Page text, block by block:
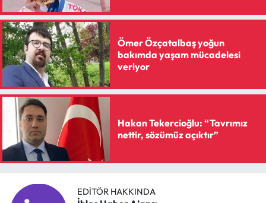
Ömer Özçatalbaş yoğun
bakımda yaşam mücadelesi
veriyor
Hakan Tekercioğlu: “Tavrımız
nettir, sözümüz açıktır”
EDITÖR HAKKINDA